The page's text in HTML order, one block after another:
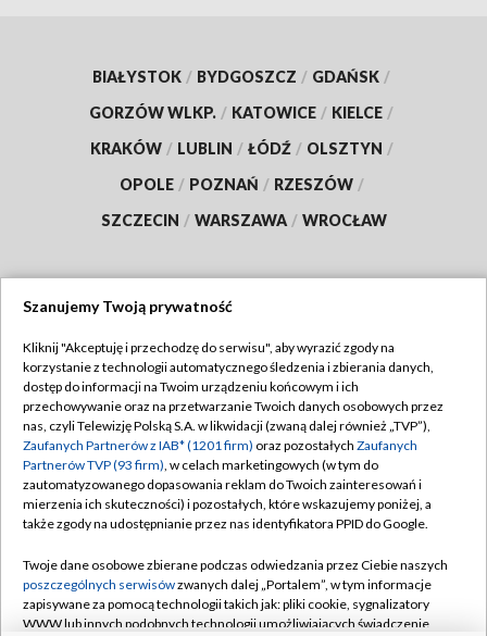
BIAŁYSTOK / BYDGOSZCZ / GDAŃSK /
GORZÓW WLKP. / KATOWICE / KIELCE /
KRAKÓW / LUBLIN / ŁÓDŹ / OLSZTYN /
OPOLE / POZNAŃ / RZESZÓW /
SZCZECIN / WARSZAWA / WROCŁAW
TVP
Abonament TVP
Emisja w TVP
Centrum informacji TVP
Naziemna Telewizja Cyfrowa
Rada Programowa
System NOS
Regulamin TVP
Polityka prywatności
Moje zgody
Pomoc
Kontakt
Szanujemy Twoją prywatność
Kliknij "Akceptuję i przechodzę do serwisu", aby wyrazić zgody na
korzystanie z technologii automatycznego śledzenia i zbierania danych,
dostęp do informacji na Twoim urządzeniu końcowym i ich
przechowywanie oraz na przetwarzanie Twoich danych osobowych przez
nas, czyli Telewizję Polską S.A. w likwidacji (zwaną dalej również „TVP”),
Zaufanych Partnerów z IAB* (1201 firm) oraz pozostałych Zaufanych
Partnerów TVP (93 firm), w celach marketingowych (w tym do
zautomatyzowanego dopasowania reklam do Twoich zainteresowań i
mierzenia ich skuteczności) i pozostałych, które wskazujemy poniżej, a
także zgody na udostępnianie przez nas identyfikatora PPID do Google.
Twoje dane osobowe zbierane podczas odwiedzania przez Ciebie naszych
poszczególnych serwisówzwanych dalej „Portalem”, w tym informacje
zapisywane za pomocą technologii takich jak: pliki cookie, sygnalizatory
WWW lub innych podobnych technologii umożliwiających świadczenie